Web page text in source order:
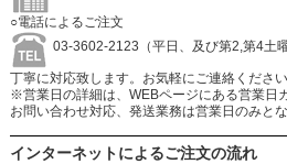
○電話によるご注文
03-3602-2123（平日、及び第2,第4
丁寧に対応致します。お気軽にご連絡ください
※営業日の詳細は、WEBページにある営業日
お問い合わせ対応、発送業務は営業日のみとな
インターネットによるご注文の流れ